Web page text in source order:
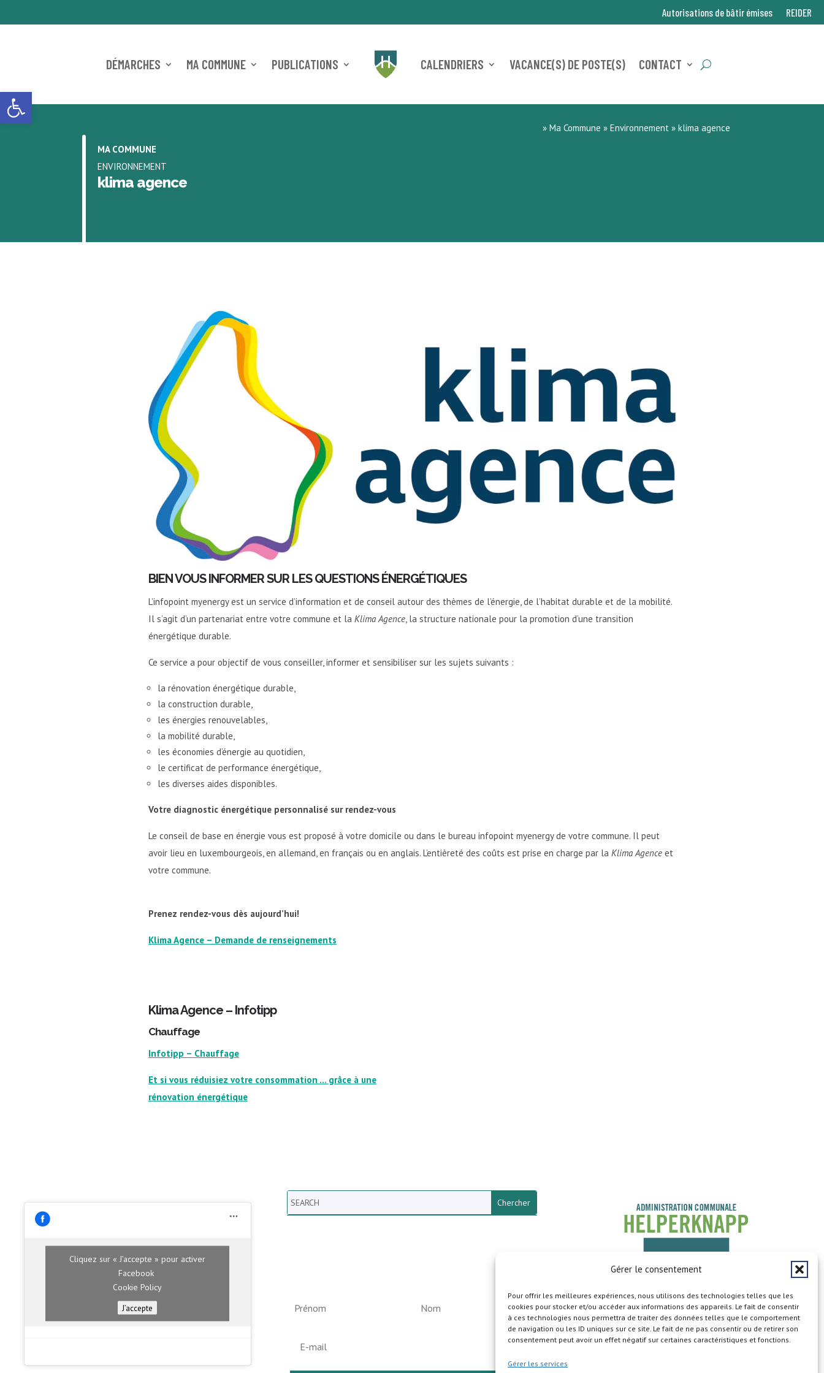
Ouvrir la barre d’outils
Gérer le consentement
Pour offrir les meilleures expériences, nous utilisons des technologies telles que les
cookies pour stocker et/ou accéder aux informations des appareils. Le fait de consentir
à ces technologies nous permettra de traiter des données telles que le comportement
de navigation ou les ID uniques sur ce site. Le fait de ne pas consentir ou de retirer son
consentement peut avoir un effet négatif sur certaines caractéristiques et fonctions.
Gérer les services
Autorisations de bâtir émises REIDER
DÉMARCHES MA COMMUNE PUBLICATIONS CALENDRIERS VACANCE(S) DE POSTE(S) CONTACT
MA COMMUNE
ENVIRONNEMENT
klima agence
» Ma Commune » Environnement » klima agence
BIEN VOUS INFORMER SUR LES QUESTIONS ÉNERGÉTIQUES
L’infopoint myenergy est un service d’information et de conseil autour des thèmes de l’énergie, de l’habitat durable et de la mobilité.
Il s’agit d’un partenariat entre votre commune et la Klima Agence, la structure nationale pour la promotion d’une transition
énergétique durable.
Ce service a pour objectif de vous conseiller, informer et sensibiliser sur les sujets suivants :
la rénovation énergétique durable,
la construction durable,
les énergies renouvelables,
la mobilité durable,
les économies d’énergie au quotidien,
le certificat de performance énergétique,
les diverses aides disponibles.
Votre diagnostic énergétique personnalisé sur rendez-vous
Le conseil de base en énergie vous est proposé à votre domicile ou dans le bureau infopoint myenergy de votre commune. Il peut
avoir lieu en luxembourgeois, en allemand, en français ou en anglais. L’entièreté des coûts est prise en charge par la Klima Agenceet
votre commune.
Prenez rendez-vous dès aujourd’hui!
Klima Agence – Demande de renseignements
Klima Agence – Infotipp
Chauffage
Infotipp – Chauffage
Et si vous réduisiez votre consommation … grâce à une
rénovation énergétique
Cliquez sur « J’accepte » pour activer
Facebook
Cookie Policy
J’accepte
Search